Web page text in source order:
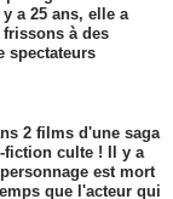
a 25 ans, elle a
à des
spectateurs
2 films d'une saga
fiction culte ! Il y a
est mort
que l'acteur qui